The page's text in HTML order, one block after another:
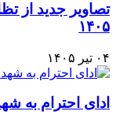
۱۴۰۵
۰۴ تیر ۱۴۰۵
ادای احترام به